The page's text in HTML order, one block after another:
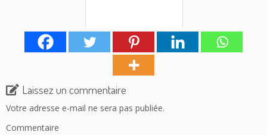
Laissez un commentaire
Votre adresse e-mail ne sera pas publiée.
Commentaire